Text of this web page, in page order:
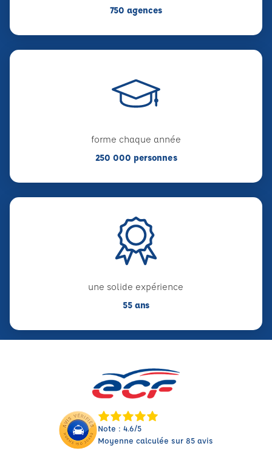
750 agences
forme chaque année
250 000 personnes
une solide expérience
55 ans
Note : 4.6/5
Moyenne calculée sur 85 avis